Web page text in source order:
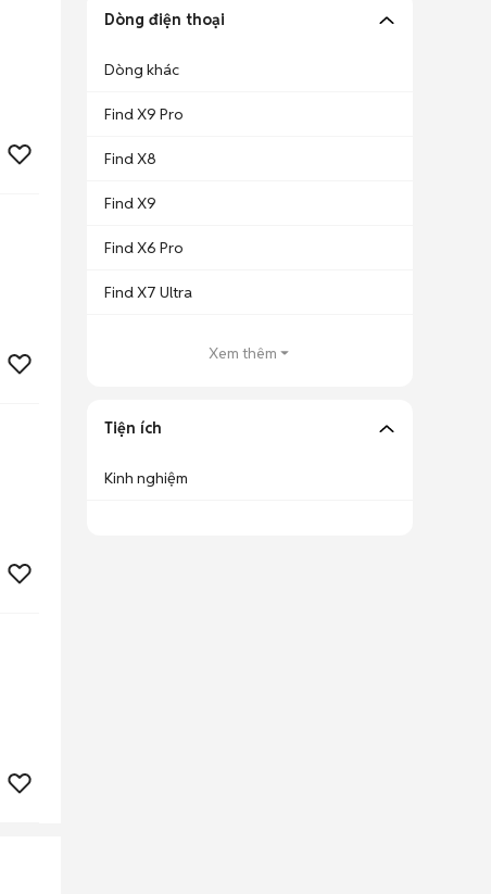
Dòng điện thoại
Dòng khác
Find X9 Pro
Find X8
Find X9
Find X6 Pro
Find X7 Ultra
Xem thêm
Tiện ích
Kinh nghiệm